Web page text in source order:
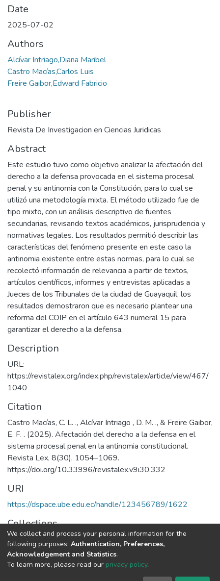
Date
2025-07-02
Authors
Alcívar Intriago,Diana Maribel
Castro Macías,Carlos Luis
Freire Gaibor,Edward Fabricio
Publisher
Revista De Investigacion en Ciencias Juridicas
Abstract
Este estudio tuvo como objetivo analizar la afectación del
derecho a la defensa provocada en el sistema procesal
penal y su antinomia con la Constitución, para lo cual se
utilizó una metodología mixta. El método utilizado fue de
tipo mixto, con un análisis descriptivo de fuentes
secundarias, revisando textos académicos, jurisprudencia y
normativas legales. Los resultados permitió describir las
características del fenómeno presente en este caso la
antinomia existente entre estas normas, para lo cual se
recolectó información de relevancia a partir de textos,
artículos científicos, informes y entrevistas aplicadas a
Jueces de los Tribunales de la ciudad de Guayaquil, los
resultados demostraron que es necesario plantear una
reforma del COIP en el artículo 643 numeral 15 para
garantizar el derecho a la defensa.
Description
URL:
https://revistalex.org/index.php/revistalex/article/view/467/
1040
Citation
Castro Macías, C. L. ., Alcívar Intriago , D. M. ., & Freire Gaibor,
E. F. . (2025). Afectación del derecho a la defensa en el
sistema procesal penal en la antinomia constitucional.
Revista Lex, 8(30), 1054–1069.
https://doi.org/10.33996/revistalex.v9i30.332
URI
https://dspace.ube.edu.ec/handle/123456789/1622
Collections
Artículos Científicos
Full item page
We collect and process your personal information for the
following purposes: Authentication, Preferences,
Acknowledgement and Statistics.
To learn more, please read our privacy policy.